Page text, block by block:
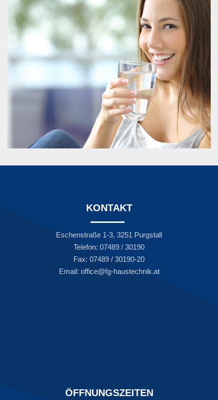
KONTAKT
Eschenstraße 1-3, 3251 Purgstall
Telefon: 07489 / 30190
Fax: 07489 / 30190-20
Email: office@fg-haustechnik.at
ÖFFNUNGSZEITEN